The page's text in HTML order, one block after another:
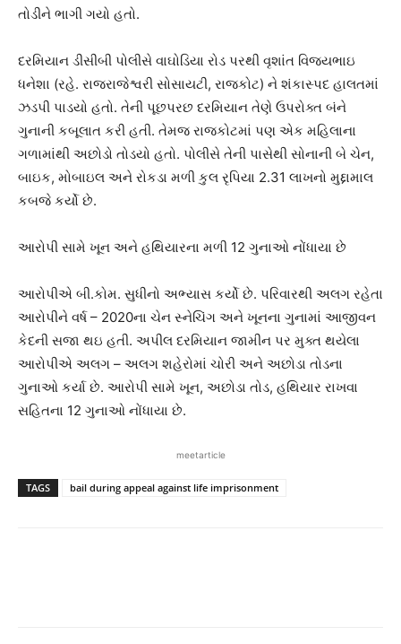
તોડીને ભાગી ગયો હતો.
દરમિયાન ડીસીબી પોલીસે વાઘોડિયા રોડ પરથી વૃશાંત વિજયભાઇ
ધનેશા (રહે. રાજરાજેશ્વરી સોસાયટી, રાજકોટ) ને શંકાસ્પદ હાલતમાં
ઝડપી પાડયો હતો. તેની પૂછપરછ દરમિયાન તેણે ઉપરોક્ત બંને
ગુનાની કબૂલાત કરી હતી. તેમજ રાજકોટમાં પણ એક મહિલાના
ગળામાંથી અછોડો તોડયો હતો. પોલીસે તેની પાસેથી સોનાની બે ચેન,
બાઇક, મોબાઇલ અને રોકડા મળી કુલ રૃપિયા 2.31 લાખનો મુદ્દામાલ
કબજે કર્યો છે.
આરોપી સામે ખૂન અને હથિયારના મળી 12 ગુનાઓ નોંધાયા છે
આરોપીએ બી.કોમ. સુધીનો અભ્યાસ કર્યો છે. પરિવારથી અલગ રહેતા
આરોપીને વર્ષ – 2020ના ચેન સ્નેચિંગ અને ખૂનના ગુનામાં આજીવન
કેદની સજા થઇ હતી. અપીલ દરમિયાન જામીન પર મુક્ત થયેલા
આરોપીએ અલગ – અલગ શહેરોમાં ચોરી અને અછોડા તોડના
ગુનાઓ કર્યા છે. આરોપી સામે ખૂન, અછોડા તોડ, હથિયાર રાખવા
સહિતના 12 ગુનાઓ નોંધાયા છે.
meetarticle
TAGS bail during appeal against life imprisonment